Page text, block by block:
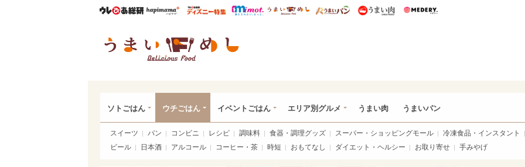
ウレぴあ総研ハピママ* ウレぴあ総研 ディズニー特集
mimot. うまいめし うまいパン うまい肉
ソトごはん ウチごはん イベントごはん エリア別グルメ うまい肉 うまいパン
スイーツ パン コンビニ レシピ 調味料 食器・調理グッズ スーパー・ショッピングモール
冷凍食品・インスタント
ビール
日本酒 アルコール コーヒー・茶 時短 おもてなし ダイエット・ヘルシー お取り寄せ 手みやげ